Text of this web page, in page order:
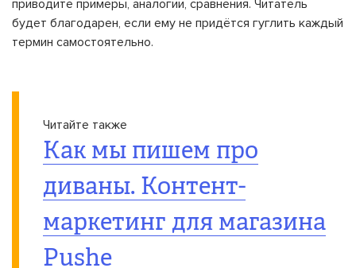
приводите примеры, аналогии, сравнения. Читатель
будет благодарен, если ему не придётся гуглить каждый
термин самостоятельно.
Читайте также
Как мы пишем про
диваны. Контент-
маркетинг для магазина
Pushe